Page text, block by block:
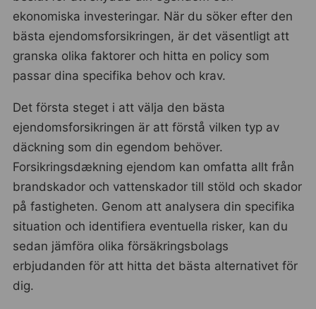
ekonomiska investeringar. När du söker efter den
bästa ejendomsforsikringen, är det väsentligt att
granska olika faktorer och hitta en policy som
passar dina specifika behov och krav.
Det första steget i att välja den bästa
ejendomsforsikringen är att förstå vilken typ av
däckning som din egendom behöver.
Forsikringsdækning ejendom kan omfatta allt från
brandskador och vattenskador till stöld och skador
på fastigheten. Genom att analysera din specifika
situation och identifiera eventuella risker, kan du
sedan jämföra olika försäkringsbolags
erbjudanden för att hitta det bästa alternativet för
dig.